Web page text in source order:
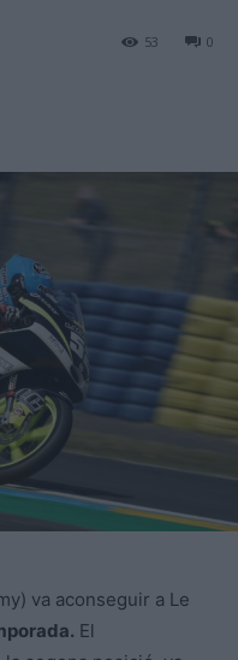
0
53
va aconseguir a Le
El